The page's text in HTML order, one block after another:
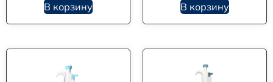
В корзину В корзину